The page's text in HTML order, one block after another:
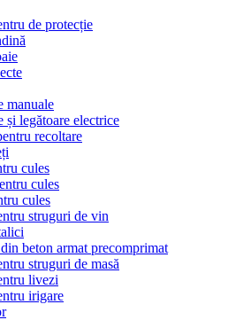
de protecție
manuale
și legătoare electrice
recoltare
cules
cules
cules
struguri de vin
beton armat precomprimat
struguri de masă
livezi
irigare